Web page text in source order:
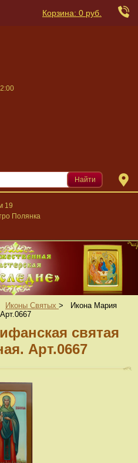
Корзина: 0 руб.
19
Полянка
Найти
Иконы Святых >
Икона Мария
святая
Арт.0667